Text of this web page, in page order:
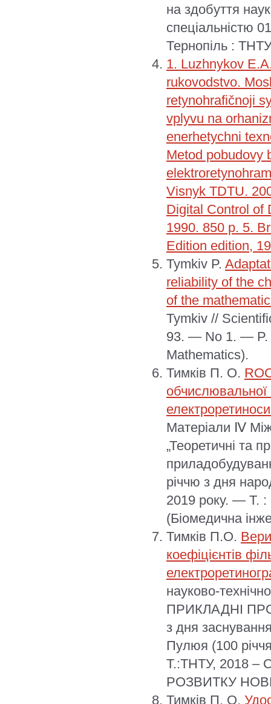
на здобуття
спеціальністю
Тернопіль :
1. Luzhnykov
rukovodstvo.
retynohrafičnoji
vplyvu na
enerhetychni
Metod pobudovy
Visnyk TDTU.
Digital Control of
1990. 850 р. 5.
Edition edition,
Tymkiv P.
reliability of the
of the
Tymkiv //
93. — No 1. — P.
Mathematics).
Тимків П. О.
обчислювальної
Матеріали Ⅳ
„Теоретичні та
річчю з дня
2019 року. — Т.
(Біомедична
Тимків П.О.
коефіцієнтів
науково-
ПРИКЛАДНІ
з дня
Пулюя (100
Т.:ТНТУ, 2018
РОЗВИТКУ
Тимків П. О.